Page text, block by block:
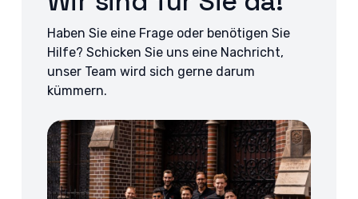
Haben Sie eine Frage oder benötigen Sie
Hilfe? Schicken Sie uns eine Nachricht,
unser Team wird sich gerne darum
kümmern.